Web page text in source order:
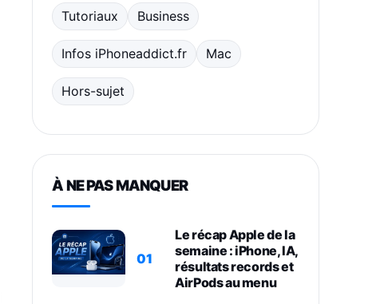
Tutoriaux Business
Infos iPhoneaddict.fr Mac
Hors-sujet
À NE PAS MANQUER
01
Le récap Apple de la
semaine : iPhone, IA,
résultats records et
AirPods au menu